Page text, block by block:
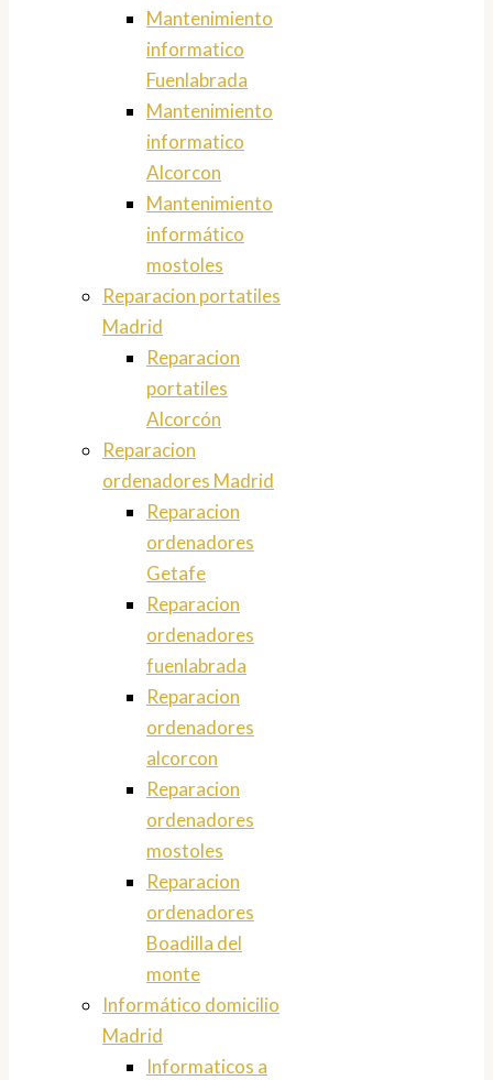
Mantenimiento
informatico
Fuenlabrada
Mantenimiento
informatico
Alcorcon
Mantenimiento
informático
mostoles
Reparacion portatiles
Madrid
Reparacion
portatiles
Alcorcón
Reparacion
ordenadores Madrid
Reparacion
ordenadores
Getafe
Reparacion
ordenadores
fuenlabrada
Reparacion
ordenadores
alcorcon
Reparacion
ordenadores
mostoles
Reparacion
ordenadores
Boadilla del
monte
Informático domicilio
Madrid
Informaticos a